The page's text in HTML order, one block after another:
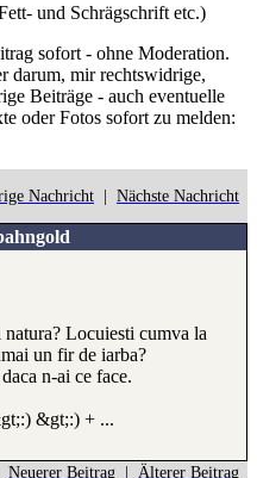
und Schrägschrift etc.)
sofort - ohne Moderation.
darum, mir rechtswidrige,
Beiträge - auch eventuelle
oder Fotos sofort zu melden:
Nachricht Nächste Nachricht
Locuiesti cumva la
un fir de iarba?
n-ai ce face.
&gt;:) + ...
Neuerer Beitrag Älterer Beitrag